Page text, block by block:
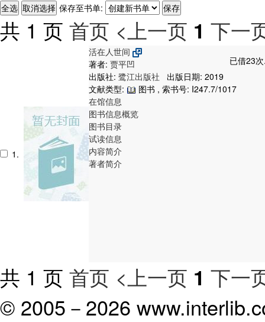
保存至书单:
共 1 页 首页 <上一页 1 下一
1.
活在人世间
已借23
著者: 贾平凹
出版社: 鹭江出版社
出版日期: 2019
文献类型:
图书 , 索书号: I247.7/1017
在馆信息
图书信息概览
图书目录
试读信息
内容简介
著者简介
共 1 页 首页 <上一页 1 下一
© 2005－ 2026